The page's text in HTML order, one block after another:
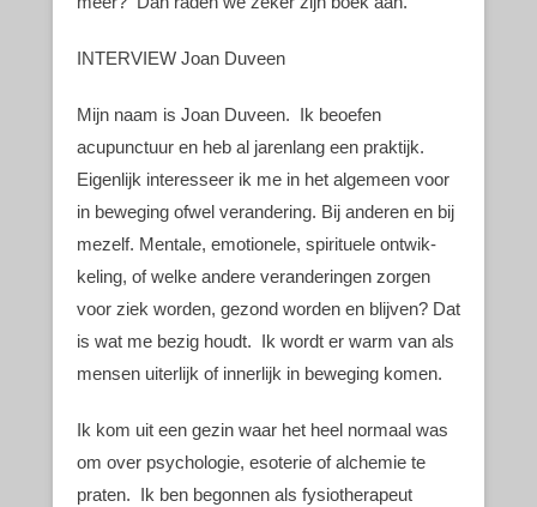
INTERVIEW Joan Duveen
Mijn naam is Joan Duveen. Ik beoefen
acupunctuur en heb al jarenlang een praktijk.
Eigenlijk interesseer ik me in het algemeen voor
in beweging ofwel verandering. Bij anderen en bij
mezelf. Mentale, emotionele, spirituele ontwik-
keling, of welke andere veranderingen zorgen
voor ziek worden, gezond worden en blijven? Dat
is wat me bezig houdt. Ik wordt er warm van als
mensen uiterlijk of innerlijk in beweging komen.
Ik kom uit een gezin waar het heel normaal was
om over psychologie, esoterie of alchemie te
praten. Ik ben begonnen als fysiotherapeut